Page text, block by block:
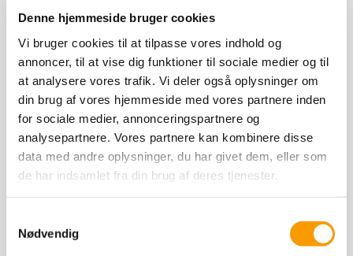
Denne hjemmeside bruger cookies
Vi bruger cookies til at tilpasse vores indhold og
annoncer, til at vise dig funktioner til sociale medier og til
at analysere vores trafik. Vi deler også oplysninger om
din brug af vores hjemmeside med vores partnere inden
for sociale medier, annonceringspartnere og
analysepartnere. Vores partnere kan kombinere disse
data med andre oplysninger, du har givet dem, eller som
de har indsamlet fra din brug af deres tjenester.
Nødvendig
Lasse Bendixen
Mobil:+45 30 27 75 11
E-mail:lasse.bendixen@stutteriask.dk